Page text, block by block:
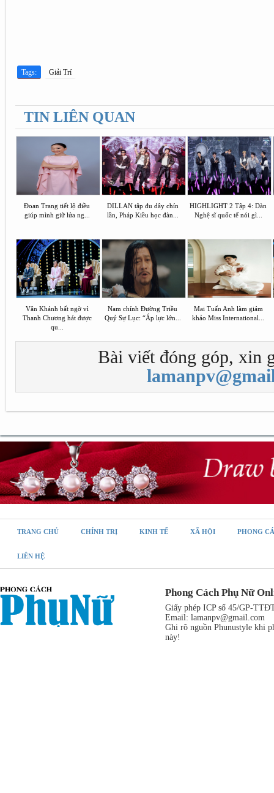
Tags: Giải Trí
TIN LIÊN QUAN
Đoan Trang tiết lộ điều
giúp mình giữ lửa ng...
DILLAN tập đu dây chín
lần, Pháp Kiều học đàn...
HIGHLIGHT 2 Tập 4: Dàn
Nghệ sĩ quốc tế nói gì...
Vân Khánh bất ngờ vì
Thanh Chương hát được
qu...
Nam chính Đường Triều
Quỷ Sự Lục: “Áp lực lớn...
Mai Tuấn Anh làm giám
khảo Miss International...
Bài viết đóng góp, xin
TRANG CHỦ CHÍNH TRỊ KINH TẾ XÃ HỘI PHONG
LIÊN HỆ
Phong Cách Phụ Nữ
Giấy phép ICP số 45/GP-
Email: lamanpv@gmail.com
Ghi rõ nguồn Phunustyle khi
này!